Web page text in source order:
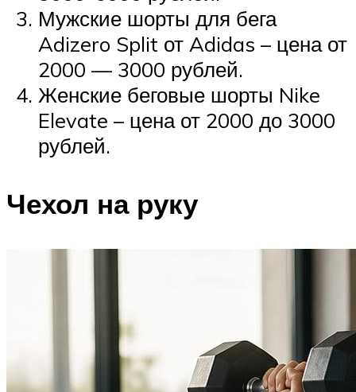
Мужские шорты для бега
Adizero Split от Adidas – цена от
2000 — 3000 рублей.
Женские беговые шорты Nike
Elevate – цена от 2000 до 3000
рублей.
Чехол на руку